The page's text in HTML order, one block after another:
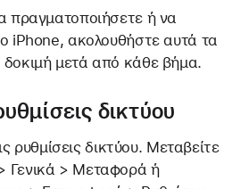
πραγματοποιήσετε ή να
iPhone, ακολουθήστε αυτά τα
μετά από κάθε βήμα.
δικτύου
ρυθμίσεις δικτύου. Μεταβείτε
Γενικά > Μεταφορά ή